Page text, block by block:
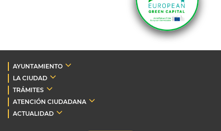
AYUNTAMIENTO
LA CIUDAD
TRÁMITES
ATENCIÓN CIUDADANA
ACTUALIDAD